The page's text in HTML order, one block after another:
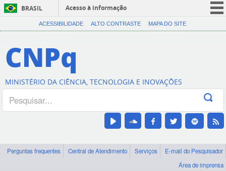
BRASIL
Acesso à informação
CORONAVÍRUS (COVID-19)
Canais
ACESSIBILIDADE ALTO CONTRASTE MAPA DO SITE
CNPq
MINISTÉRIO DA CIÊNCIA, TECNOLOGIA E INOVAÇÕES
Perguntas frequentes Central de Atendimento Serviços
E-mail do Pesquisador
Área de imprensa